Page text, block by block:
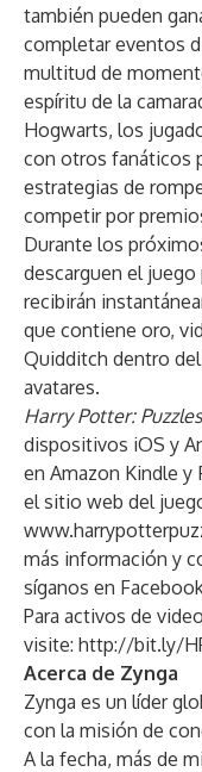
también pueden
completar eventos
multitud de
espíritu de la
Hogwarts, los
con otros fanáticos
estrategias de
competir por
Durante los
descarguen el
recibirán
que contiene oro,
Quidditch dentro
avatares.
Harry Potter:
dispositivos iOS y
en Amazon Kindle y
el sitio web del
más información y
síganos en
Para activos de
visite: http://bit.ly/
Acerca de Zynga
Zynga es un líder
con la misión de
A la fecha, más de